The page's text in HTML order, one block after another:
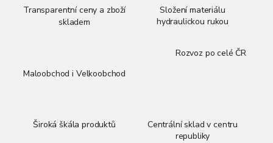
Transparentní ceny a zboží
skladem
Složení materiálu
hydraulickou rukou
Maloobchod i Velkoobchod
Rozvoz po celé ČR
Široká škála produktů
Centrální sklad v centru
republiky